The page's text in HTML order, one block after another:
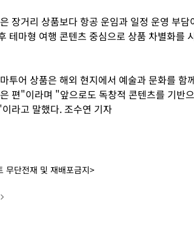
장거리 상품보다 항공 운임과 일정 운영 부
테마형 여행 콘텐츠 중심으로 상품 차별화를
투어 상품은 해외 현지에서 예술과 문화를 함
편"이라며 "앞으로도 독창적 콘텐츠를 기반
라고 말했다. 조수연 기자
무단전재 및 재배포금지>